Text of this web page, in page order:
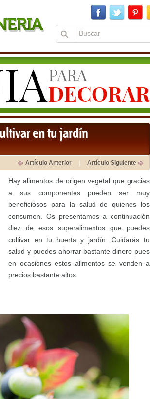
en tu jardín
Artículo Anterior Artículo Siguiente
Hay alimentos de origen vegetal que gracias
a sus componentes pueden ser muy
beneficiosos para la salud de quienes los
consumen. Os presentamos a continuación
diez de esos superalimentos que puedes
cultivar en tu huerta y jardín. Cuidarás tu
salud y puedes ahorrar bastante dinero pues
en ocasiones estos alimentos se venden a
precios bastante altos.